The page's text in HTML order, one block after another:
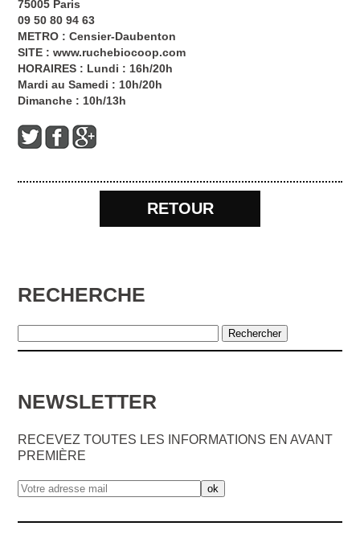
75005 Paris
09 50 80 94 63
METRO : Censier-Daubenton
SITE :www.ruchebiocoop.com
HORAIRES : Lundi : 16h/20h
Mardi au Samedi : 10h/20h
Dimanche : 10h/13h
RETOUR
RECHERCHE
NEWSLETTER
RECEVEZ TOUTES LES INFORMATIONS EN AVANT
PREMIÈRE